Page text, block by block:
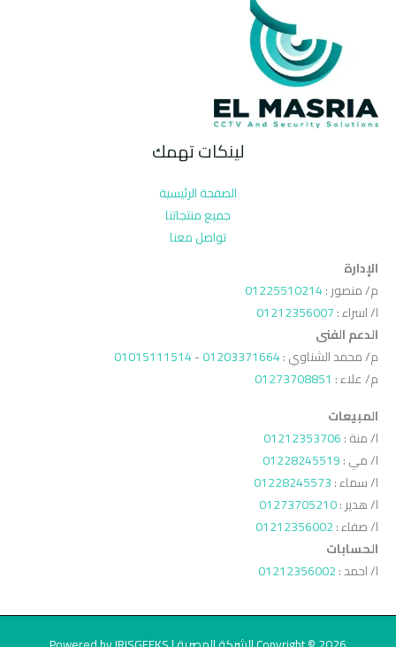
لينكات تهمك
الصفحة الرئيسية
جميع منتجاتنا
تواصل معنا
الإدارة
م/ منصور :01225510214
ا/ اسراء :01212356007
الدعم الفنى
م/ محمد الشناوي :01203371664
-
01015111514
م/ علاء : 01273708851
المبيعات
ا/ منة :01212353706
ا/ مي :01228245519
ا/ سماء :01228245573
ا/ هدير :01273705210
ا/ صفاء :01212356002
الحسابات
ا/ احمد :01212356002